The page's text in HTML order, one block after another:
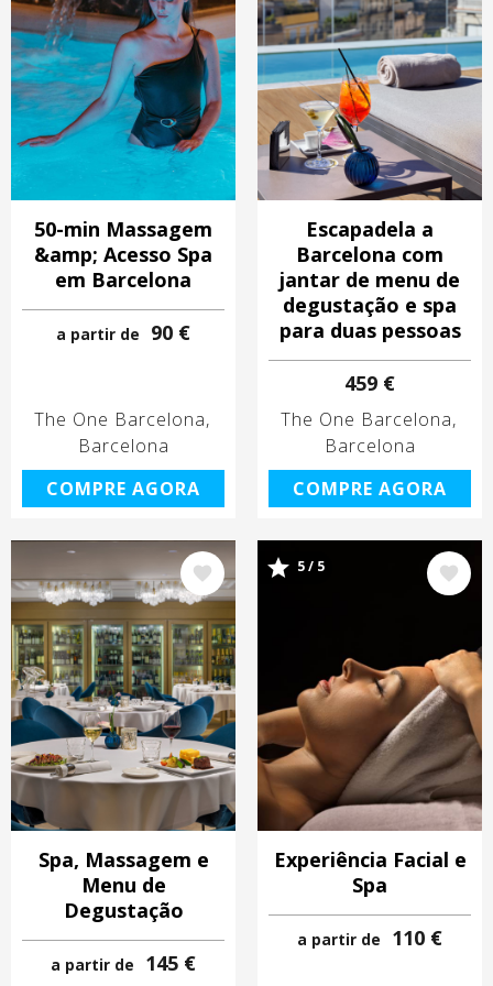
50-min Massagem
&amp; Acesso Spa
em Barcelona
a partir de 90 €
The One Barcelona
Barcelona
COMPRE AGORA
Escapadela a
Barcelona com
jantar de menu de
degustação e spa
para duas pessoas
459 €
The One Barcelona
Barcelona
COMPRE AGORA
Imagem
Spa, Massagem e
Menu de
Degustação
a partir de 145 €
Imagem
5 / 5
Experiência Facial e
Spa
a partir de 110 €